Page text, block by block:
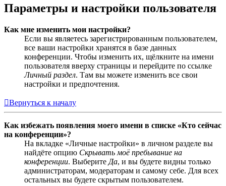
Параметры и настройки пользователя
Как мне изменить мои настройки?
Если вы являетесь зарегистрированным пользователем,
все ваши настройки хранятся в базе данных
конференции. Чтобы изменить их, щёлкните на имени
пользователя вверху страницы и перейдите по ссылке
Личный раздел. Там вы можете изменить все свои
настройки и предпочтения.
Вернуться к началу
Как избежать появления моего имени в списке «Кто сейчас
на конференции»?
На вкладке «Личные настройки» в личном разделе вы
найдёте опцию Скрывать моё пребывание на
конференции. Выберите Да, и вы будете видны только
администраторам, модераторам и самому себе. Для всех
остальных вы будете скрытым пользователем.